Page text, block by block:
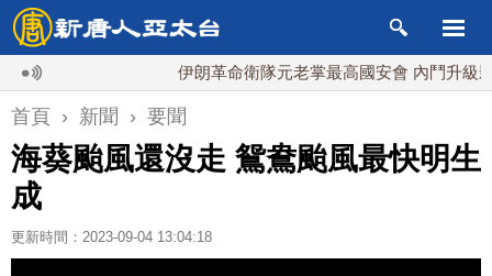
伊朗革命衛隊元老掌最高國安會 內鬥升級影響談
首頁 › 新聞 › 要聞
海葵颱風還沒走 鴛鴦颱風最快明生
成
更新時間：2023-09-04 13:04:18